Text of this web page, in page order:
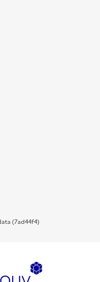
(7ad44f4)